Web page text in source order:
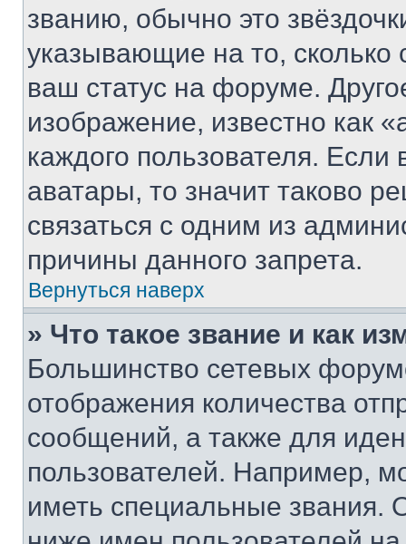
званию, обычно это
указывающие на то,
ваш статус на форуме.
изображение, известно как
каждого пользователя.
аватары, то значит таково
связаться с одним из
причины данного запрета.
Вернуться наверх
» Что такое звание и как
Большинство сетевых
отображения количества
сообщений, а также для
пользователей. Например,
иметь специальные звания.